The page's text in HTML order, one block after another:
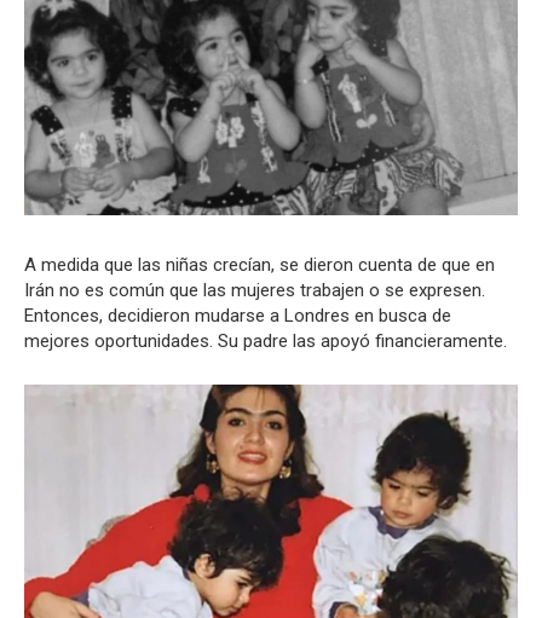
A medida que las niñas crecían, se dieron cuenta de que en
Irán no es común que las mujeres trabajen o se expresen.
Entonces, decidieron mudarse a Londres en busca de
mejores oportunidades. Su padre las apoyó financieramente.